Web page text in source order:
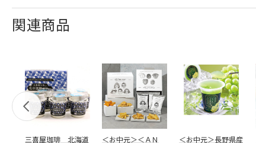
関連商品
三喜屋珈琲 北海道
＜お中元＞＜ＡＮ
＜お中元＞長野県産